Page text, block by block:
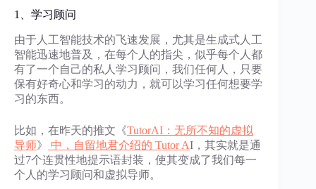
1、学习顾问
由于人工智能技术的飞速发展，尤其是生成式人工
智能迅速地普及，在每个人的指尖，似乎每个人都
有了一个自己的私人学习顾问，我们任何人，只要
保有好奇心和学习的动力，就可以学习任何想要学
习的东西。
比如，在昨天的推文《TutorAI：无所不知的虚拟
导师》 中，自留地君介绍的 Tutor AI，其实就是通
过7个连贯性地提示语封装，使其变成了我们每一
个人的学习顾问和虚拟导师。